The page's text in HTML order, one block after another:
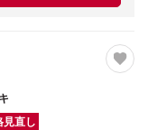
見直し